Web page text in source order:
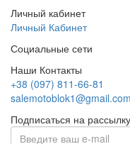
Личный кабинет
Личный Кабинет
Социальные сети
Наши Контакты
+38 (097) 811-66-81
salemotoblok1@gmail.com
Подписаться на рассылку